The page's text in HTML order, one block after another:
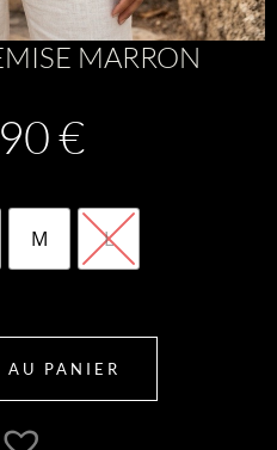
MARRON
€
M L
AU PANIER